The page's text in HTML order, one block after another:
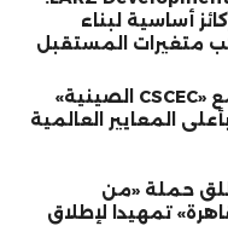
أساسية لبناء
متغيرات المستقبل
شركة «AIG» تتعاون مع «CSCEC الصينية»
حملة «من
تمهيدا لإطلاق